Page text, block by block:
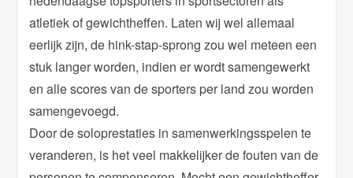
atletiek of gewichtheffen. Laten wij wel allemaal
eerlijk zijn, de hink-stap-sprong zou wel meteen een
stuk langer worden, indien er wordt samengewerkt
en alle scores van de sporters per land zou worden
samengevoegd.
Door de soloprestaties in samenwerkingsspelen te
veranderen, is het veel makkelijker de fouten van de